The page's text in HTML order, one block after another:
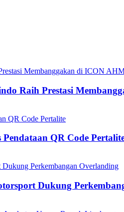
Raih Prestasi
QR Code
Dukung